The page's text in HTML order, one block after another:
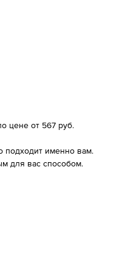
цене от 567 руб.
подходит именно вам.
для вас способом.